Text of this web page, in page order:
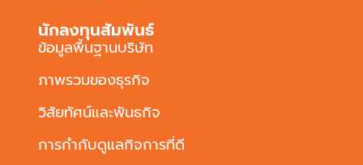
นักลงทุนสัมพันธ์
ข้อมูลพื้นฐานบริษัท
ภาพรวมของธุรกิจ
วิสัยทัศน์และพันธกิจ
การกำกับดูแลกิจการที่ดี